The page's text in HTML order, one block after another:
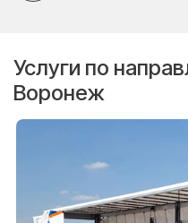
Услуги по
Воронеж